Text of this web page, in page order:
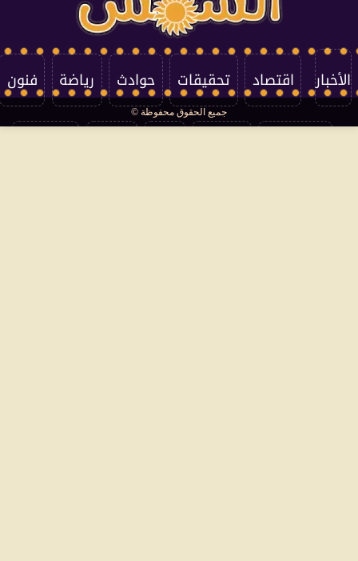
الأخبار اقتصاد تحقيقات حوادث رياضة فنون
جميع الحقوق محفوظة ©